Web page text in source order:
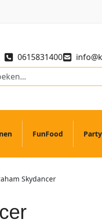
0615831400
FunFood
Skydancer